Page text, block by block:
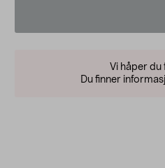
Vi håper du
Du finner